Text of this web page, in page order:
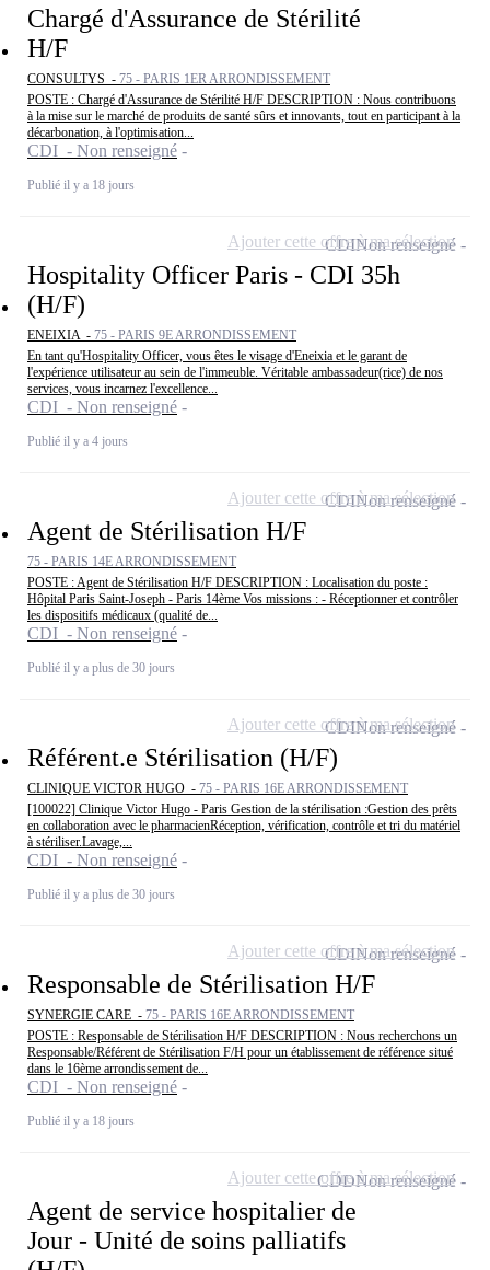
Chargé d'Assurance de Stérilité
H/F
CONSULTYS - 75 - PARIS 1ER ARRONDISSEMENT
POSTE : Chargé d'Assurance de Stérilité H/F DESCRIPTION : Nous contribuons
à la mise sur le marché de produits de santé sûrs et innovants, tout en participant à la
décarbonation, à l'optimisation...
CDI - Non renseigné
Publié il y a 18 jours
Hospitality Officer Paris - CDI 35h
(H/F)
ENEIXIA - 75 - PARIS 9E ARRONDISSEMENT
En tant qu'Hospitality Officer, vous êtes le visage d'Eneixia et le garant de
l'expérience utilisateur au sein de l'immeuble. Véritable ambassadeur(rice) de nos
services, vous incarnez l'excellence...
CDI - Non renseigné
Publié il y a 4 jours
CDINon renseigné
Ajouter cette offre à ma sélection
Agent de Stérilisation H/F
75 - PARIS 14E ARRONDISSEMENT
POSTE : Agent de Stérilisation H/F DESCRIPTION : Localisation du poste :
Hôpital Paris Saint-Joseph - Paris 14ème Vos missions : - Réceptionner et contrôler
les dispositifs médicaux (qualité de...
CDI - Non renseigné
Publié il y a plus de 30 jours
CDINon renseigné
Ajouter cette offre à ma sélection
Référent.e Stérilisation (H/F)
CLINIQUE VICTOR HUGO - 75 - PARIS 16E ARRONDISSEMENT
[100022] Clinique Victor Hugo - Paris Gestion de la stérilisation :Gestion des prêts
en collaboration avec le pharmacienRéception, vérification, contrôle et tri du matériel
à stériliser.Lavage,...
CDI - Non renseigné
Publié il y a plus de 30 jours
CDINon renseigné
Ajouter cette offre à ma sélection
Responsable de Stérilisation H/F
SYNERGIE CARE - 75 - PARIS 16E ARRONDISSEMENT
POSTE : Responsable de Stérilisation H/F DESCRIPTION : Nous recherchons un
Responsable/Référent de Stérilisation F/H pour un établissement de référence situé
dans le 16ème arrondissement de...
CDI - Non renseigné
Publié il y a 18 jours
CDINon renseigné
Ajouter cette offre à ma sélection
Agent de service hospitalier de
Jour - Unité de soins palliatifs
CDDNon renseigné
Ajouter cette offre à ma sélection